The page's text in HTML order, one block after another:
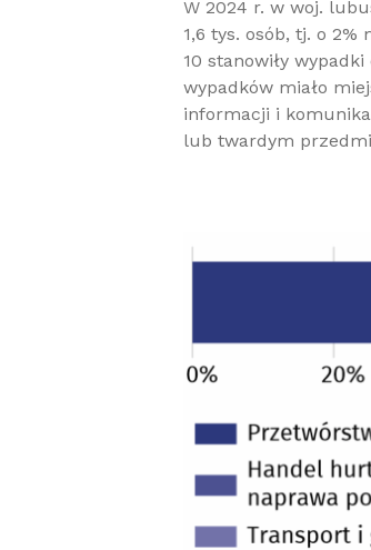
W 2024 r. w woj.
1,6 tys. osób, tj. o
10 stanowiły
wypadków miało
informacji i
lub twardym